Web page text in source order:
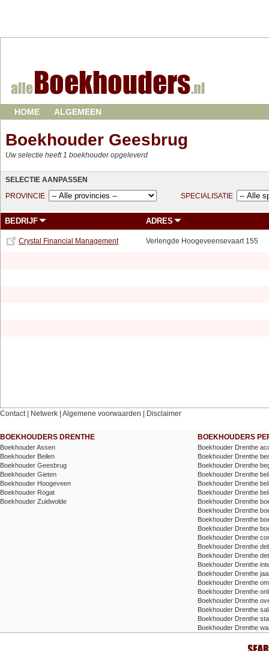
HOME ALGEMEEN
Boekhouder Geesbrug
Uw selectie heeft 1 boekhouder opgeleverd
SELECTIE AANPASSEN
PROVINCIE
SPECIALISATIE
BEDRIJF ADRES
Crystal Financial Management Verlengde Hoogeveensevaart 155
Contact| Netwerk Algemene voorwaarden Disclaimer
BOEKHOUDERS DRENTHE
Boekhouder Assen
Boekhouder Beilen
Boekhouder Geesbrug
Boekhouder Gieten
Boekhouder Hoogeveen
Boekhouder Rogat
Boekhouder Zuidwolde
BOEKHOUDERS
Boekhouder Drenthe
Boekhouder Drenthe
Boekhouder Drenthe
Boekhouder Drenthe
Boekhouder Drenthe
Boekhouder Drenthe
Boekhouder Drenthe
Boekhouder Drenthe
Boekhouder Drenthe
Boekhouder Drenthe
Boekhouder Drenthe
Boekhouder Drenthe
Boekhouder Drenthe
Boekhouder Drenthe
Boekhouder Drenthe
Boekhouder Drenthe
Boekhouder Drenthe
Boekhouder Drenthe
Boekhouder Drenthe
Boekhouder Drenthe
Boekhouder Drenthe